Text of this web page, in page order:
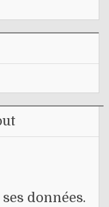
données.